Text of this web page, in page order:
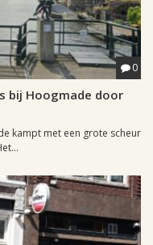
0
bij Hoogmade door
kampt met een grote scheur